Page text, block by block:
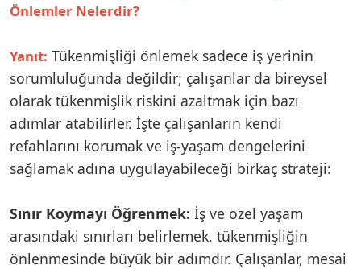
Önlemler Nelerdir?
Yanıt: Tükenmişliği önlemek sadece iş yerinin
sorumluluğunda değildir; çalışanlar da bireysel
olarak tükenmişlik riskini azaltmak için bazı
adımlar atabilirler. İşte çalışanların kendi
refahlarını korumak ve iş-yaşam dengelerini
sağlamak adına uygulayabileceği birkaç strateji:
Sınır Koymayı Öğrenmek: İş ve özel yaşam
arasındaki sınırları belirlemek, tükenmişliğin
önlenmesinde büyük bir adımdır. Çalışanlar, mesai